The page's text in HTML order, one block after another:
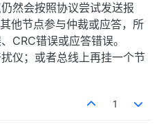
然会按照协议尝试发送报
他节点参与仲裁或应答，所
CRC错误或应答错误。
仪；或者总线上再挂一个节
1